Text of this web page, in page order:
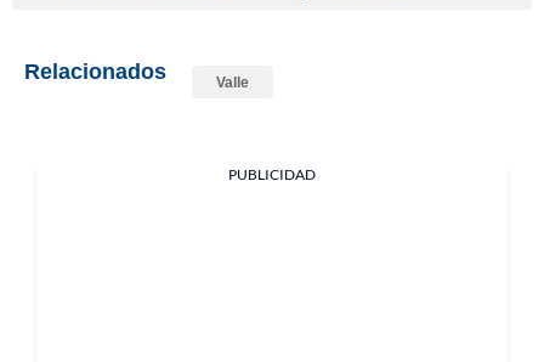
Relacionados Valle
PUBLICIDAD